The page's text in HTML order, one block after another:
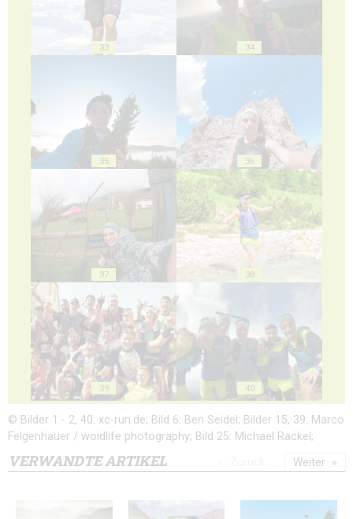
33 34
35 36
37 38
39 40
© Bilder 1 - 2, 40: xc-run.de; Bild 6: Ben Seidel; Bilder 15, 39: Marco
Felgenhauer / woidlife photography; Bild 25: Michael Rackel;
VERWANDTE ARTIKEL Weiter